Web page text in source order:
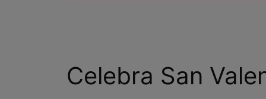
Celebra San